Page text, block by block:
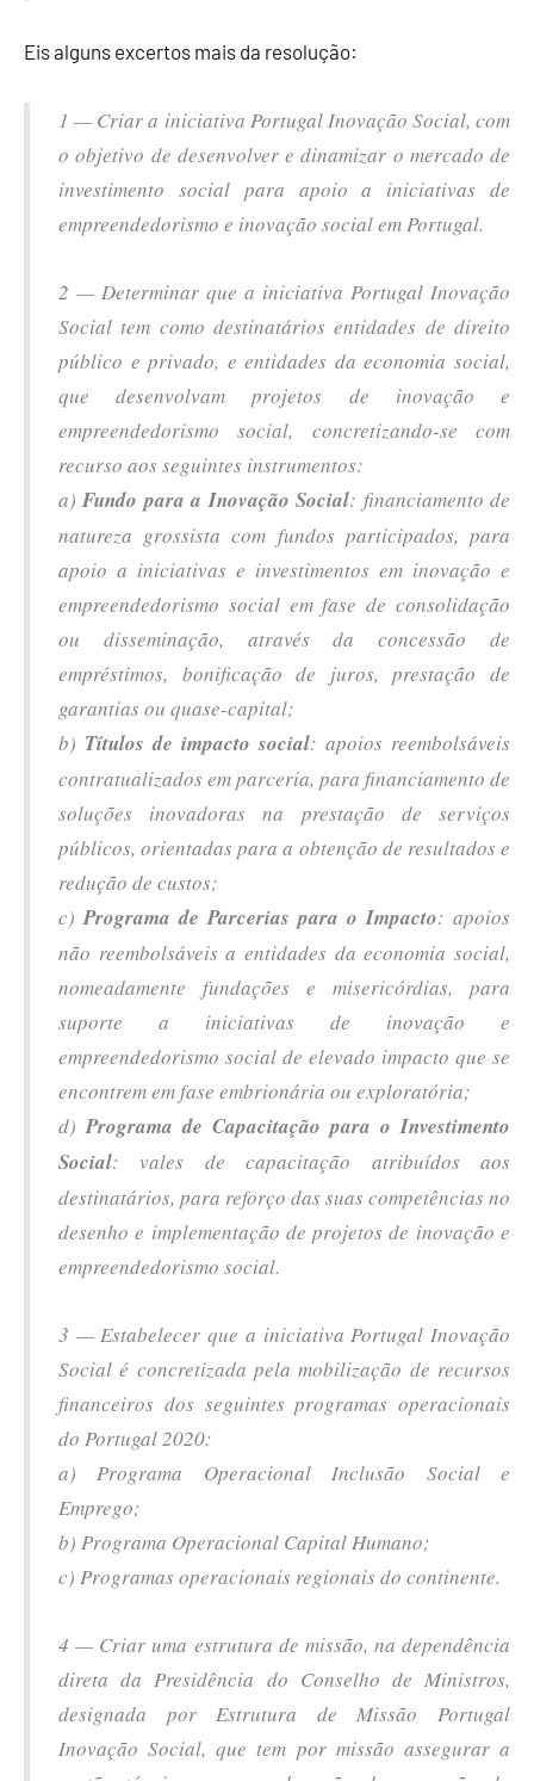
Eis alguns excertos mais da resolução:
1 — Criar a iniciativa Portugal Inovação Social, com
o objetivo de desenvolver e dinamizar o mercado de
investimento social para apoio a iniciativas de
empreendedorismo e inovação social em Portugal.
2 — Determinar que a iniciativa Portugal Inovação
Social tem como destinatários entidades de direito
público e privado, e entidades da economia social,
que desenvolvam projetos de inovação e
empreendedorismo social, concretizando-se com
recurso aos seguintes instrumentos:
a)Fundo para a Inovação Social: financiamento de
natureza grossista com fundos participados, para
apoio a iniciativas e investimentos em inovação e
empreendedorismo social em fase de consolidação
ou disseminação, através da concessão de
empréstimos, bonificação de juros, prestação de
garantias ou quase-capital;
b) Títulos de impacto social: apoios reembolsáveis
contratualizados em parceria, para financiamento de
soluções inovadoras na prestação de serviços
públicos, orientadas para a obtenção de resultados e
redução de custos;
c)Programa de Parcerias para o Impacto: apoios
não reembolsáveis a entidades da economia social,
nomeadamente fundações e misericórdias, para
suporte a iniciativas de inovação e
empreendedorismo social de elevado impacto que se
encontrem em fase embrionária ou exploratória;
d)Programa de Capacitação para o Investimento
Social: vales de capacitação atribuídos aos
destinatários, para reforço das suas competências no
desenho e implementação de projetos de inovação e
empreendedorismo social.
3 — Estabelecer que a iniciativa Portugal Inovação
Social é concretizada pela mobilização de recursos
financeiros dos seguintes programas operacionais
do Portugal 2020:
a) Programa Operacional Inclusão Social e
Emprego;
b) Programa Operacional Capital Humano;
c) Programas operacionais regionais do continente.
4 — Criar uma estrutura de missão, na dependência
direta da Presidência do Conselho de Ministros,
designada por Estrutura de Missão Portugal
Inovação Social, que tem por missão assegurar a